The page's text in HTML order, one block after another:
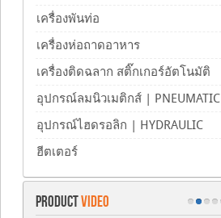
เครื่องพันท่อ
เครื่องห่อถาดอาหาร
เครื่องติดฉลาก สติ๊กเกอร์อัตโนมัติ
อุปกรณ์ลมนิวเมติกส์ | PNEUMATIC
อุปกรณ์ไฮดรอลิก | HYDRAULIC
ฮีตเตอร์
PRODUCTVIDEO